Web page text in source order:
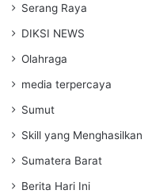
Serang Raya
DIKSI NEWS
Olahraga
media terpercaya
Sumut
Skill yang Menghasilkan
Sumatera Barat
Berita Hari Ini